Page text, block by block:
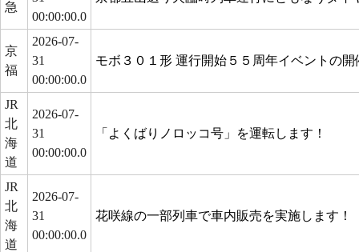
急
00:00:00.0
京
福
2026-07-
31
00:00:00.0
モボ３０１形 運行開始５５周年イベントの開
JR
北
海
道
2026-07-
31
00:00:00.0
「よくばりノロッコ号」を運転します！
JR
北
海
道
2026-07-
31
00:00:00.0
花咲線の一部列車で車内販売を実施します！